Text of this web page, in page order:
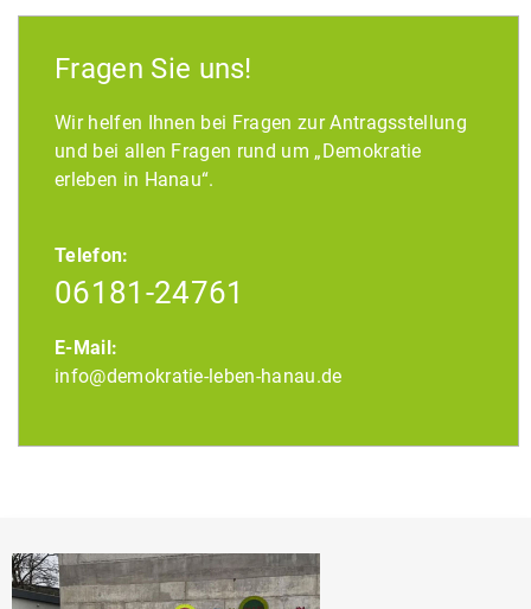
Fragen Sie uns!
Wir helfen Ihnen bei Fragen zur Antragsstellung
und bei allen Fragen rund um „Demokratie
erleben in Hanau“.
Telefon:
06181-24761
E-Mail:
info@demokratie-leben-hanau.de